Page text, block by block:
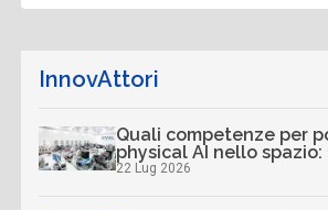
InnovAttori
Quali competenze per
physical AI nello
22 Lug 2026